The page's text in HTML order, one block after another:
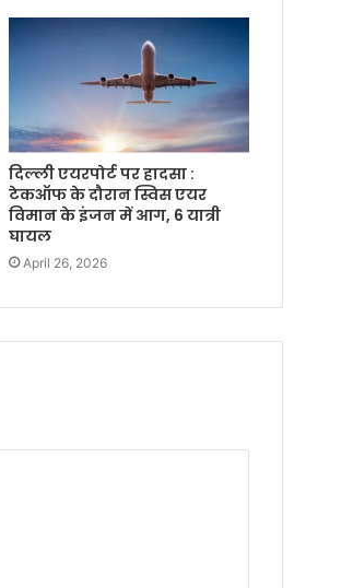
दिल्ली एयरपोर्ट पर हादसा :
टेकऑफ के दौरान स्विस एयर
विमान के इंजन में आग, 6 यात्री
घायल
April 26, 2026